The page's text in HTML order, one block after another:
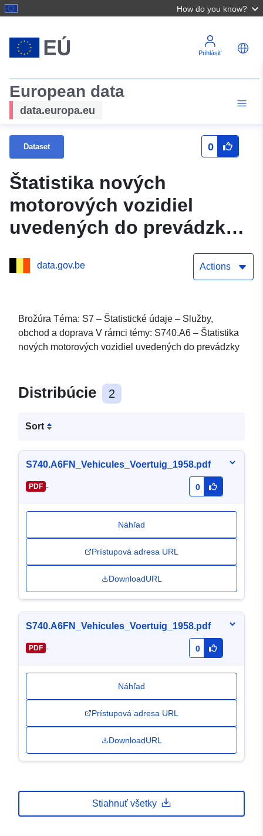
How do you know?
Prihlásiť
European data
data.europa.eu
Dataset 0
Štatistika nových
motorových vozidiel
uvedených do prevádzky v
data.gov.be Actions
Brožúra Téma: S7 – Štatistické údaje – Služby,
obchod a doprava V rámci témy: S740.A6 – Štatistika
nových motorových vozidiel uvedených do prevádzky
Distribúcie 2
Sort
S740.A6FN_Vehicules_Voertuig_1958.pdf
PDF - 0
Náhľad
Prístupová adresa URL
DownloadURL
S740.A6FN_Vehicules_Voertuig_1958.pdf
PDF - 0
Náhľad
Prístupová adresa URL
DownloadURL
Stiahnuť všetky